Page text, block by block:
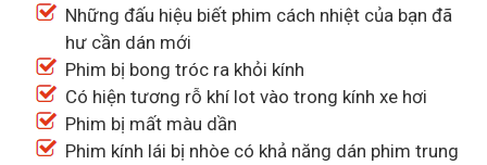
Những đấu hiệu biết phim cách nhiệt của bạn đã
hư cần dán mới
Phim bị bong tróc ra khỏi kính
Có hiện tương rỗ khí lot vào trong kính xe hơi
Phim bị mất màu dần
Phim kính lái bị nhòe có khả năng dán phim trung